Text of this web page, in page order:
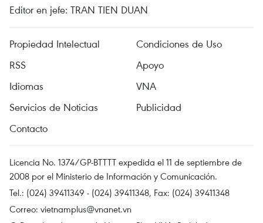
Editor en jefe: TRAN TIEN DUAN
Propiedad Intelectual
Condiciones de Uso
RSS
Apoyo
Idiomas
VNA
Servicios de Noticias
Publicidad
Contacto
Licencia No. 1374/GP-BTTTT expedida el 11 de septiembre de
2008 por el Ministerio de Información y Comunicación.
Tel.: (024) 39411349 - (024) 39411348, Fax: (024) 39411348
Correo: vietnamplus@vnanet.vn